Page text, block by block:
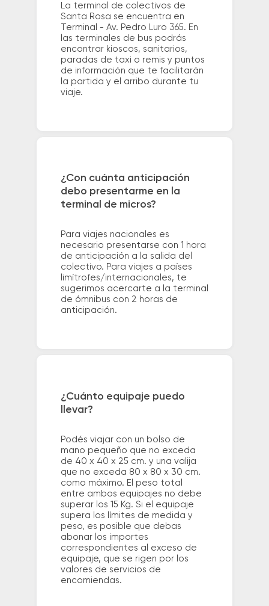
La terminal de colectivos de
Santa Rosa se encuentra en
Terminal - Av. Pedro Luro 365. En
las terminales de bus podrás
encontrar kioscos, sanitarios,
paradas de taxi o remis y puntos
de información que te facilitarán
la partida y el arribo durante tu
viaje.
¿Con cuánta anticipación
debo presentarme en la
terminal de micros?
Para viajes nacionales es
necesario presentarse con 1 hora
de anticipación a la salida del
colectivo. Para viajes a países
limítrofes/internacionales, te
sugerimos acercarte a la terminal
de ómnibus con 2 horas de
anticipación.
¿Cuánto equipaje puedo
llevar?
Podés viajar con un bolso de
mano pequeño que no exceda
de 40 x 40 x 25 cm. y una valija
que no exceda 80 x 80 x 30 cm.
como máximo. El peso total
entre ambos equipajes no debe
superar los 15 Kg. Si el equipaje
supera los límites de medida y
peso, es posible que debas
abonar los importes
correspondientes al exceso de
equipaje, que se rigen por los
valores de servicios de
encomiendas.